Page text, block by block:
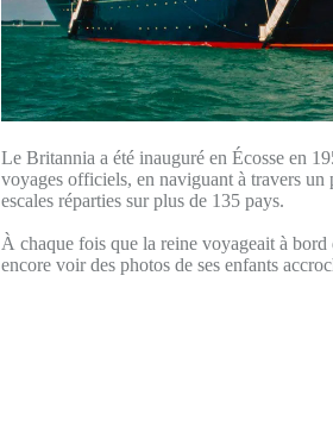
Le Britannia a été inauguré en Écosse en
voyages officiels, en naviguant à travers
escales réparties sur plus de 135 pays.
À chaque fois que la reine voyageait à
encore voir des photos de ses enfants